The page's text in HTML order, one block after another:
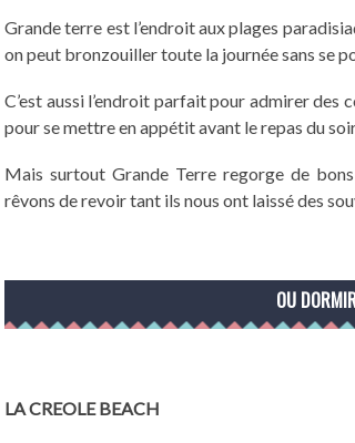
Grande terre est l’endroit aux plages
on peut bronzouiller toute la journée sans se
C’est aussi l’endroit parfait pour admirer
pour se mettre en appétit avant le repas du
Mais surtout Grande Terre regorge de
rêvons de revoir tant ils nous ont laissé des
OU
LA CREOLE BEACH